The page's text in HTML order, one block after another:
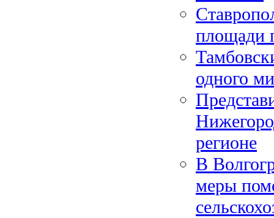
площади
одного
регионе
В
меры